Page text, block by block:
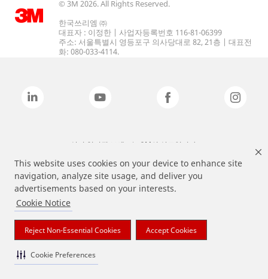
This website uses cookies on your device to enhance site
navigation, analyze site usage, and deliver you
advertisements based on your interests.
Cookie Notice
Reject Non-Essential Cookies Accept Cookies
Cookie Preferences
© 3M 2026. All Rights Reserved.
한국쓰리엠 ㈜
대표자 : 이정한 | 사업자등록번호 116-81-06399
주소: 서울특별시 영등포구 의사당대로 82, 21층 | 대표전
화: 080-033-4114.
상기 열거된 브랜드는 3M의 상표입니다.